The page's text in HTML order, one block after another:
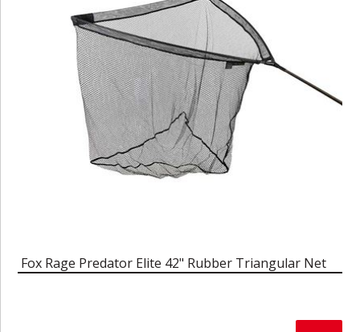
Fox Rage Predator Elite 42" Rubber Triangular Net